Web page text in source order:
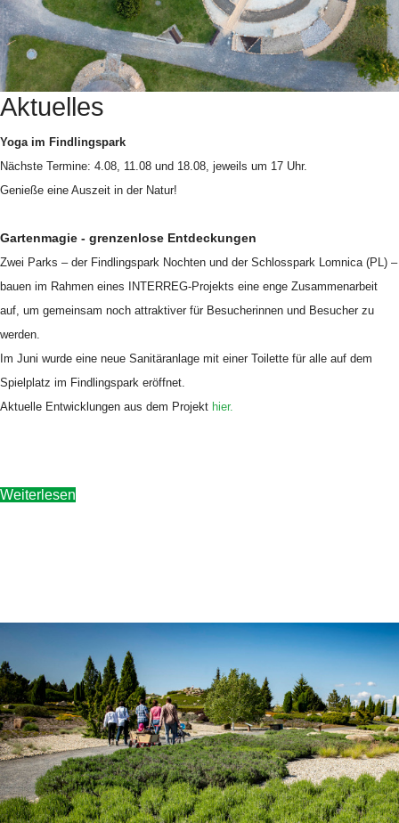
Aktuelles
Yoga im Findlingspark
Nächste Termine: 4.08, 11.08 und 18.08, jeweils um 17 Uhr.
Genieße eine Auszeit in der Natur!
Gartenmagie - grenzenlose Entdeckungen
Zwei Parks – der Findlingspark Nochten und der Schlosspark Lomnica (PL) –
bauen im Rahmen eines INTERREG-Projekts eine enge Zusammenarbeit
auf, um gemeinsam noch attraktiver für Besucherinnen und Besucher zu
werden.
Im Juni wurde eine neue Sanitäranlage mit einer Toilette für alle auf dem
Spielplatz im Findlingspark eröffnet.
Aktuelle Entwicklungen aus dem Projekt hier.
Weiterlesen